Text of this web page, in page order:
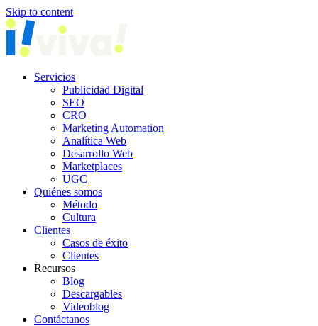
Skip to content
Servicios
Publicidad Digital
SEO
CRO
Marketing Automation
Analítica Web
Desarrollo Web
Marketplaces
UGC
Quiénes somos
Método
Cultura
Clientes
Casos de éxito
Clientes
Recursos
Blog
Descargables
Videoblog
Contáctanos